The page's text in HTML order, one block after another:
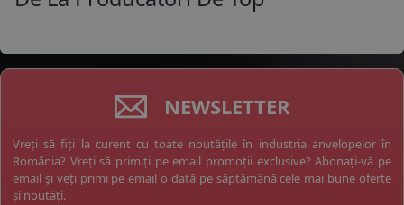
NEWSLETTER
Vreți să fiți la curent cu toate noutățile în industria anvelopelor în
România? Vreți să primiți pe email promoții exclusive? Abonați-vă pe
email și veți primi pe email o dată pe săptămână cele mai bune oferte
și noutăți.